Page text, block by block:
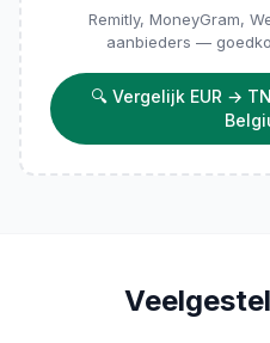
Remitly, MoneyGram,
aanbieders —
🔍 Vergelijk EUR →